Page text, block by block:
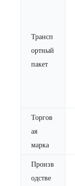
Трансп
ортный
пакет
Торгов
ая
марка
Произв
одстве